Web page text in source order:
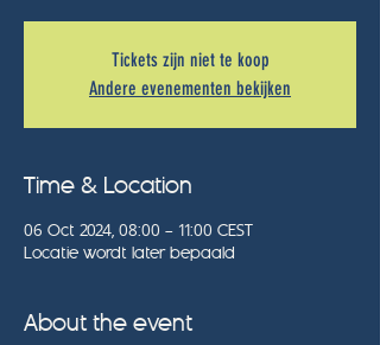
Tickets zijn niet te koop
Andere evenementen bekijken
Time & Location
06 Oct 2024, 08:00 – 11:00 CEST
Locatie wordt later bepaald
About the event